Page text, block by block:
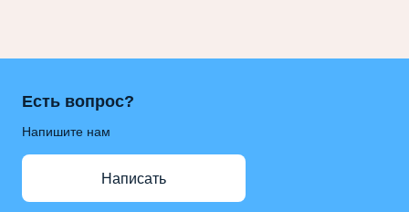
Есть вопрос?
Напишите нам
Написать